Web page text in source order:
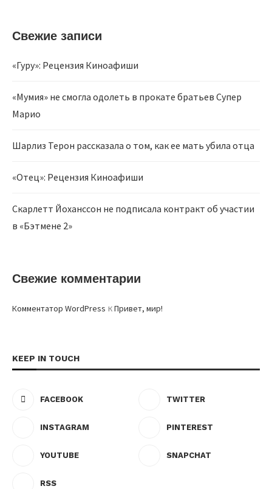
Свежие записи
«Гуру»: Рецензия Киноафиши
«Мумия» не смогла одолеть в прокате братьев Супер
Марио
Шарлиз Терон рассказала о том, как ее мать убила отца
«Отец»: Рецензия Киноафиши
Скарлетт Йоханссон не подписала контракт об участии
в «Бэтмене 2»
Свежие комментарии
Комментатор WordPress кПривет, мир!
KEEP IN TOUCH
FACEBOOK TWITTER
INSTAGRAM PINTEREST
YOUTUBE SNAPCHAT
RSS